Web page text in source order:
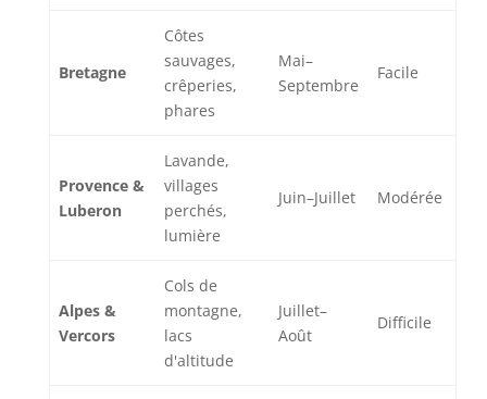
Bretagne
Côtes
sauvages,
crêperies,
phares
Mai–
Septembre
Facile
Provence &
Luberon
Lavande,
villages
perchés,
lumière
Juin–Juillet Modérée
Alpes &
Vercors
Cols de
montagne,
lacs
d'altitude
Juillet–
Août
Difficile